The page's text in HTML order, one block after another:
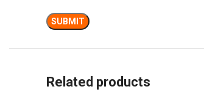
Related products